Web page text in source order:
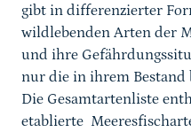
gibt in differenzierter
wildlebenden Arten der
und ihre
nur die in ihrem
Die Gesamtartenliste
etablierte